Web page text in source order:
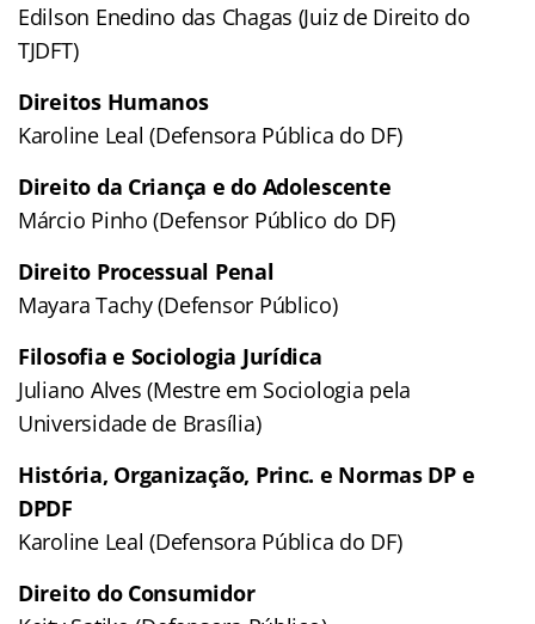
Edilson Enedino das Chagas (Juiz de Direito do
TJDFT)
Direitos Humanos
Karoline Leal (Defensora Pública do DF)
Direito da Criança e do Adolescente
Márcio Pinho (Defensor Público do DF)
Direito Processual Penal
Mayara Tachy (Defensor Público)
Filosofia e Sociologia Jurídica
Juliano Alves (Mestre em Sociologia pela
Universidade de Brasília)
História, Organização, Princ. e Normas DP e
DPDF
Karoline Leal (Defensora Pública do DF)
Direito do Consumidor